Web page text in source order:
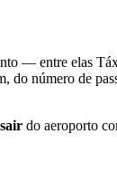
— entre elas
do número de
do aeroporto